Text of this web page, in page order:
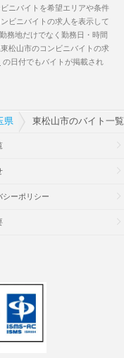
ニバイトを希望エリアや条件
ビニバイトの求人を表示して
務地だけでなく勤務日・時間
松山市のコンビニバイトの求
の日付でもバイトが掲載され
県 東松山市のバイト一覧
シーポリシー